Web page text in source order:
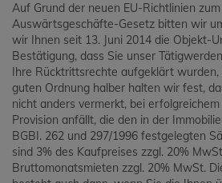
Auf Grund der neuen EU-Richtlinien
Auswärtsgeschäfte-Gesetz bitten wir
wir Ihnen seit 13. Juni 2014 die Objekt-
Bestätigung, dass Sie unser
Ihre Rücktrittsrechte aufgeklärt
guten Ordnung halber halten wir fest,
nicht anders vermerkt, bei
Provision anfällt, die den in der
BGBI. 262 und 297/1996 festgelegten
sind 3% des Kaufpreises zzgl. 20%
Bruttomonatsmieten zzgl. 20% MwSt.